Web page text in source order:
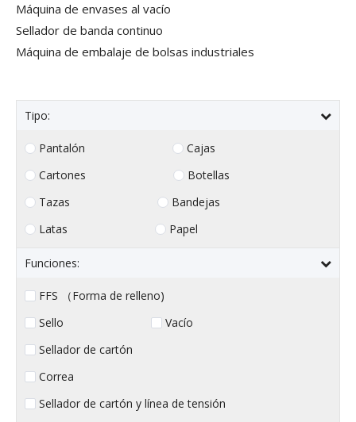
Máquina de envases al vacío
Sellador de banda continuo
Máquina de embalaje de bolsas industriales
Tipo:
Pantalón
Cajas
Cartones
Botellas
Tazas
Bandejas
Latas
Papel
Funciones:
FFS （Forma de relleno)
Sello
Vacío
Sellador de cartón
Correa
Sellador de cartón y línea de tensión